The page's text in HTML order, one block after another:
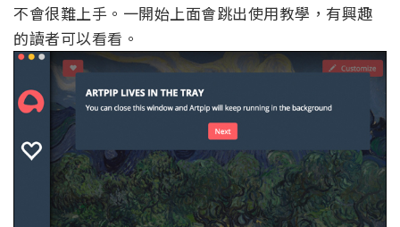
不會很難上手。一開始上面會跳出使用教學，有興趣
的讀者可以看看。